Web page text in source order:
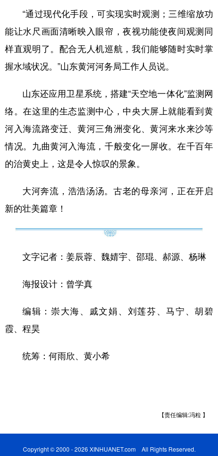
“通过现代化手段，可实现实时观测；三维缩放功
能让水尺画面清晰映入眼帘，夜视功能使夜间观测同
样直观明了。配合无人机巡航，我们能够随时实时掌
握水域状况。”山东黄河河务局工作人员说。
山东还应用卫星系统，搭建“天空地一体化”监测网
络。在这里的生态监测中心，中央大屏上就能看到黄
河入海流路变迁、黄河三角洲变化、黄河来水来沙等
情况。九曲黄河入海流，千般变化一屏收。在千百年
的治黄史上，这是令人惊叹的景象。
大河奔流，浩浩汤汤。古老的母亲河，正在开启
新的壮美篇章！
文字记者：姜辰蓉、魏婧宇、邵琨、郝源、杨琳
海报设计：曾学真
编辑：崇大海、戚文娟、刘莲芬、马宁、胡碧
霞、程昊
统筹：何雨欣、黄小希
【责任编辑:冯粒 】
Copyright © 2000 - 2026 XINHUANET.com All Rights Reserved.